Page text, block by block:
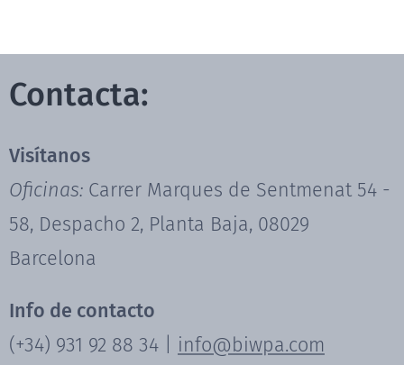
Contacta:
Visítanos
Oficinas: Carrer Marques de Sentmenat 54 -
58, Despacho 2, Planta Baja, 08029
Barcelona
Info de contacto
(+34) 931 92 88 34 | info@biwpa.com